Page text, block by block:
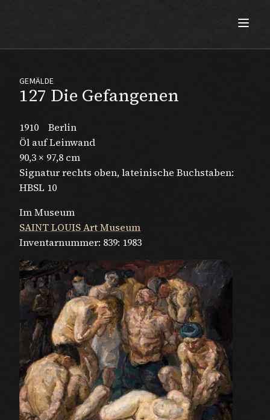
127 Die Gefangenen
GEMÄLDE
1910
Berlin
Öl auf Leinwand
90,3 × 97,8 cm
Signatur rechts oben, lateinische Buchstaben:
HBSL 10
Im Museum
SAINT LOUIS Art Museum
Inventarnummer: 839: 1983